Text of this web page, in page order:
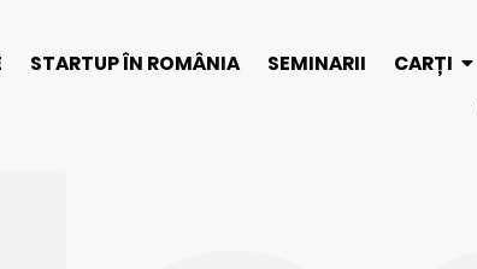
STARTUP ÎN ROMÂNIA SEMINARII CARȚI